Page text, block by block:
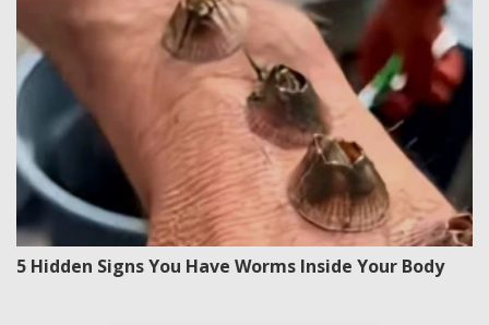
5 Hidden Signs You Have Worms Inside Your Body